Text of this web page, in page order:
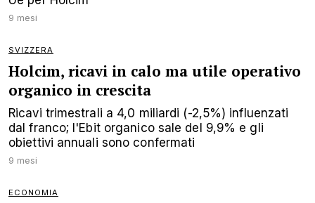
9 mesi
SVIZZERA
Holcim, ricavi in calo ma utile operativo
organico in crescita
Ricavi trimestrali a 4,0 miliardi (-2,5%) influenzati
dal franco; l'Ebit organico sale del 9,9% e gli
obiettivi annuali sono confermati
9 mesi
ECONOMIA